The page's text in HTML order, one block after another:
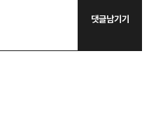
댓글남기기